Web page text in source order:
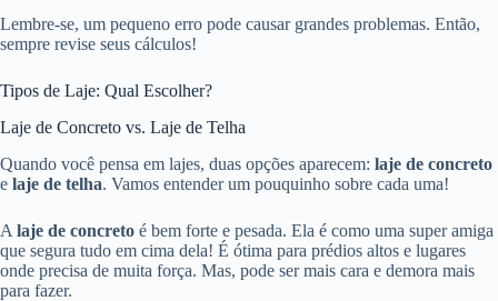
Lembre-se, um pequeno erro pode causar grandes problemas. Então,
sempre revise seus cálculos!
Tipos de Laje: Qual Escolher?
Laje de Concreto vs. Laje de Telha
Quando você pensa em lajes, duas opções aparecem: laje de concreto
e laje de telha. Vamos entender um pouquinho sobre cada uma!
A laje de concreto é bem forte e pesada. Ela é como uma super amiga
que segura tudo em cima dela! É ótima para prédios altos e lugares
onde precisa de muita força. Mas, pode ser mais cara e demora mais
para fazer.